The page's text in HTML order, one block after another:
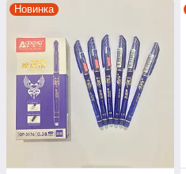
Новинка